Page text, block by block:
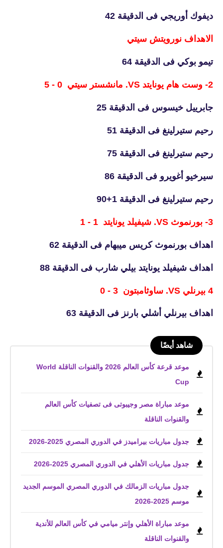
ديفوك أوريجي فى الدقيقة 42
الاهداف نورويتش سيتي
تيمو بوكي فى الدقيقة 64
2- وست هام يونايتد VS. مانشستر سيتي 0 - 5
جابرييل خيسوس فى الدقيقة 25
رحيم ستيرلينغ فى الدقيقة 51
رحيم ستيرلينغ فى الدقيقة 75
سيرخيو أغويرو فى الدقيقة 86
رحيم ستيرلينغ فى الدقيقة 1+90
3- بورنموث VS. شيفيلد يونايتد 1 - 1
اهداف بورنموث كريس ميبهام فى الدقيقة 62
اهداف شيفيلد يونايتد بيلي شارب فى الدقيقة 88
4 بيرنلي VS. ساوثامبتون 3 - 0
اهداف بيرنلي أشلي بارنز فى الدقيقة 63
شاهد أيضًا
موعد قرعة كأس العالم 2026 والقنوات الناقلة World
Cup
موعد مباراة مصر وجيبوتى فى تصفيات كأس العالم
والقنوات الناقلة
جدول مباريات بيراميدز في الدوري المصري 2025-2026
جدول مباريات الأهلي في الدوري المصري 2025-2026
جدول مباريات الزمالك في الدوري المصري الموسم الجديد
موسم 2025-2026
موعد مباراة الأهلي وإنتر ميامي في كأس العالم للأندية
والقنوات الناقلة